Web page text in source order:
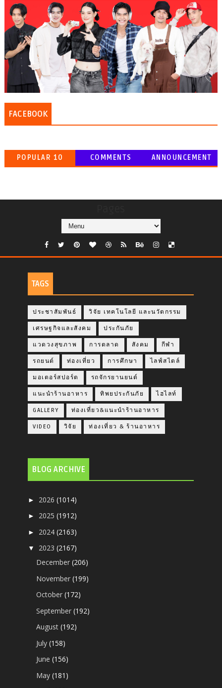
FACEBOOK
POPULAR 10 COMMENTS ANNOUNCEMENT
TAGS
ประชาสัมพันธ์ วิจัย เทคโนโลยี และนวัตกรรม
เศรษฐกิจและสังคม ประกันภัย
แวดวงสุขภาพ การตลาด สังคม กีฬา
รถยนต์ ท่องเที่ยว การศึกษา ไลฟ์สไตล์
มอเตอร์สปอร์ต รถจักรยานยนต์
แนะนำร้านอาหาร ทิพยประกันภัย ไฮไลท์
GALLERY ท่องเที่ยว&แนะนำร้านอาหาร
VIDEO วิจัย ท่องเที่ยว & ร้านอาหาร
BLOG ARCHIVE
► 2026(1014)
► 2025(1912)
► 2024(2163)
▼ 2023(2167)
December(206)
November(199)
October(172)
September(192)
August(192)
July(158)
June(156)
May(181)